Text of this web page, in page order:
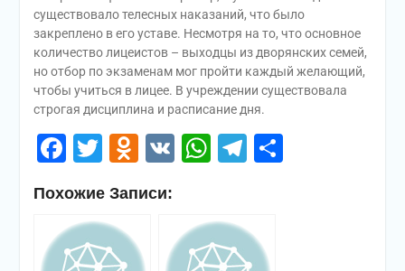
существовало телесных наказаний, что было
закреплено в его уставе. Несмотря на то, что основное
количество лицеистов – выходцы из дворянских семей,
но отбор по экзаменам мог пройти каждый желающий,
чтобы учиться в лицее. В учреждении существовала
строгая дисциплина и расписание дня.
Facebook
Twitter
Odnoklassniki
VKWhatsApp
Telegram
Похожие Записи: